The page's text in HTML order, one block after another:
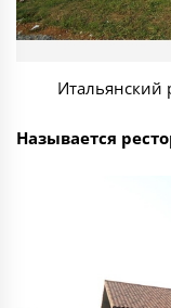
Итальянский
Называется